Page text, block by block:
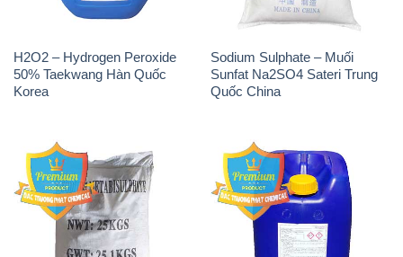
H2O2 – Hydrogen Peroxide
50% Taekwang Hàn Quốc
Korea
Sodium Sulphate – Muối
Sunfat Na2SO4 Sateri Trung
Quốc China